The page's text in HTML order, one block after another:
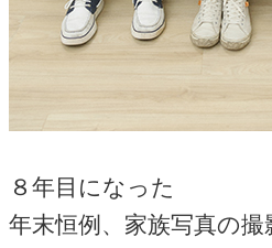
８年目になった
年末恒例、家族写真の撮